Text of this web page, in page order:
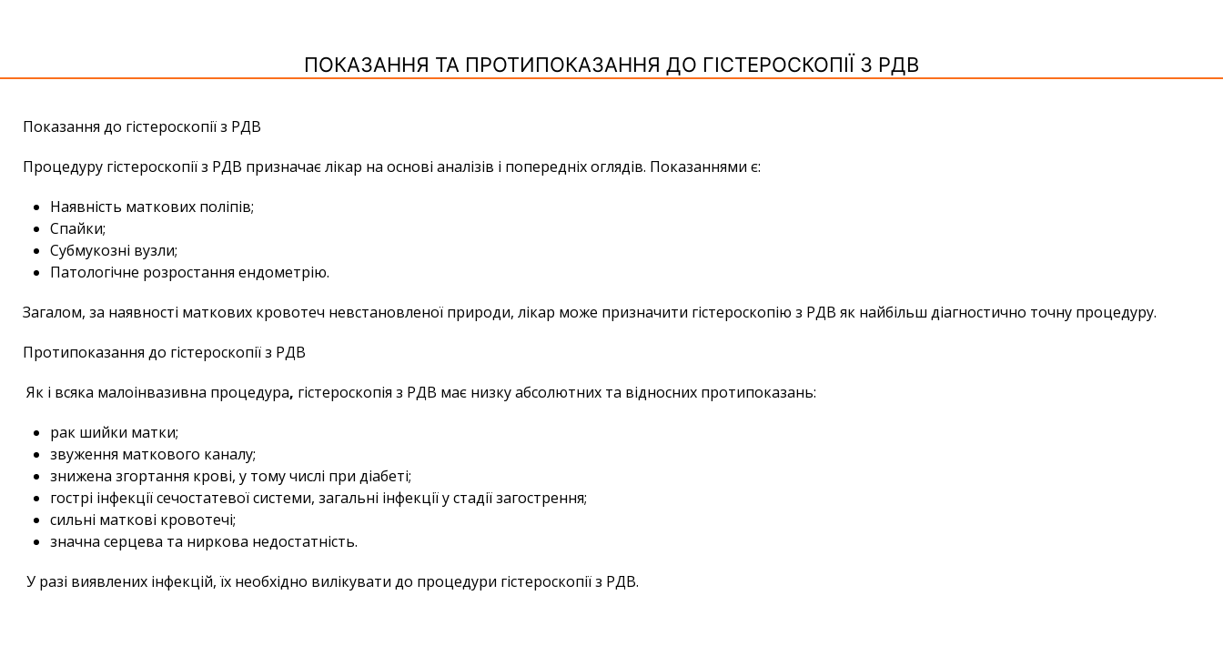
ПОКАЗАННЯ ТА ПРОТИПОКАЗАННЯ ДО ГІСТЕРОСКОПІЇ З РДВ
Показання до гістероскопії з РДВ
Процедуру гістероскопії з РДВ призначає лікар на основі аналізів і попередніх оглядів. Показаннями є:
Наявність маткових поліпів;
Спайки;
Субмукозні вузли;
Патологічне розростання ендометрію.
Загалом, за наявності маткових кровотеч невстановленої природи, лікар може призначити гістероскопію з РДВ як найбільш діагностично точну процедуру.
Протипоказання до гістероскопії з РДВ
Як і всяка малоінвазивна процедура, гістероскопія з РДВ має низку абсолютних та відносних протипоказань:
рак шийки матки;
звуження маткового каналу;
знижена згортання крові, у тому числі при діабеті;
гострі інфекції сечостатевої системи, загальні інфекції у стадії загострення;
сильні маткові кровотечі;
значна серцева та ниркова недостатність.
У разі виявлених інфекцій, їх необхідно вилікувати до процедури гістероскопіїз РДВ.